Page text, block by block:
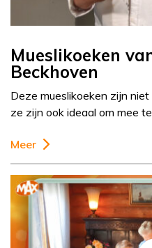
Mueslikoeken
Beckhoven
Deze mueslikoeken zijn
ze zijn ook ideaal om mee
Meer